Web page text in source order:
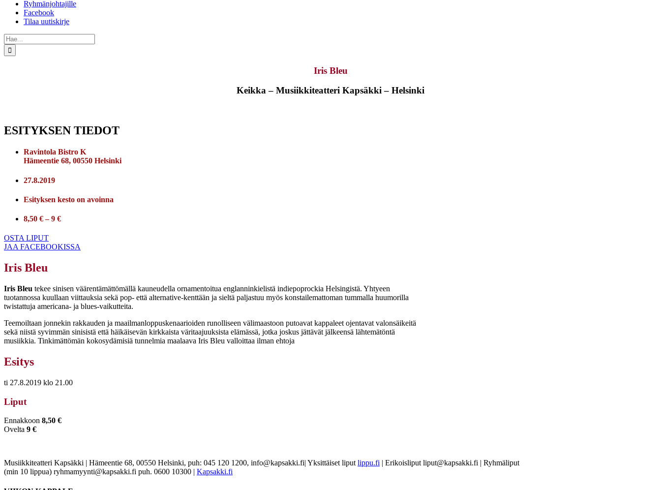
Ryhmänjohtajille
Facebook
Tilaa uutiskirje
Etsi
...
Iris Bleu
Keikka – Musiikkiteatteri Kapsäkki – Helsinki
ESITYKSEN TIEDOT
Ravintola Bistro K
Hämeentie 68, 00550 Helsinki
27.8.2019
Esityksen kesto on avoinna
8,50 € – 9 €
OSTA LIPUT
JAA FACEBOOKISSA
Iris Bleu
Iris Bleu tekee sinisen väärentämättömällä kauneudella ornamentoitua englanninkielistä indiepoprockia Helsingistä. Yhtyeen
tuotannossa kuullaan viittauksia sekä pop- että alternative-kenttään ja sieltä paljastuu myös konstailemattoman tummalla huumorilla
twistattuja americana- ja blues-vaikutteita.
Teemoiltaan jonnekin rakkauden ja maailmanloppuskenaarioiden runolliseen välimaastoon putoavat kappaleet ojentavat valonsäikeitä
sekä niistä syvimmän sinisistä että häikäisevän kirkkaista väritaajuuksista elämässä, jotka joskus jättävät jälkeensä lähtemätöntä
musiikkia. Tinkimättömän kokosydämisiä tunnelmia maalaava Iris Bleu valloittaa ilman ehtoja
Esitys
ti 27.8.2019 klo 21.00
Liput
Ennakkoon 8,50 €
Ovelta 9 €
Musiikkiteatteri Kapsäkki Hämeentie 68, 00550 Helsinki, puh: 045 120 1200, info@kapsakki.fi Yksittäiset liputlippu.fi | Erikoisliput liput@kapsakki.fi | Ryhmäliput
(min 10 lippua) ryhmamyynti@kapsakki.fi puh. 0600 10300
Kapsakki.fi